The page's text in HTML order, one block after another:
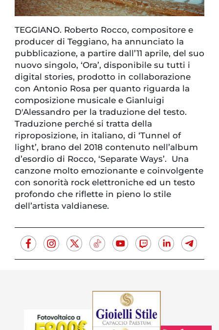
TEGGIANO. Roberto Rocco, compositore e
producer di Teggiano, ha annunciato la
pubblicazione, a partire dall’11 aprile, del suo
nuovo singolo, ‘Ora’, disponibile su tutti i
digital stories, prodotto in collaborazione
con Antonio Rosa per quanto riguarda la
composizione musicale e Gianluigi
D'Alessandro per la traduzione del testo.
Traduzione perché si tratta della
riproposizione, in italiano, di ‘Tunnel of
light’, brano del 2018 contenuto nell’album
d’esordio di Rocco, ‘Separate Ways’. Una
canzone molto emozionante e coinvolgente
con sonorità rock elettroniche ed un testo
profondo che riflette in pieno lo stile
dell’artista valdianese.